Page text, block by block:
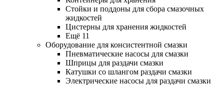
Стойки и поддоны для сбора смазочных
жидкостей
Цистерны для хранения жидкостей
Ещё 11
Оборудование для консистентной смазки
Пневматические насосы для смазки
Шприцы для раздачи смазки
Катушки со шлангом раздачи смазки
Электрические насосы для раздачи смазки